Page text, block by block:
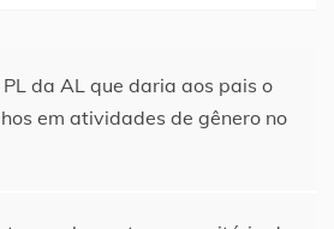
da AL que daria aos pais o
em atividades de gênero no